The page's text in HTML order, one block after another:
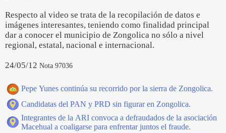
Respecto al video se trata de la recopilación de datos e
imágenes interesantes, teniendo como finalidad principal
dar a conocer el municipio de Zongolica no sólo a nivel
regional, estatal, nacional e internacional.
24/05/12 Nota 97036
Pepe Yunes continúa su recorrido por la sierra de Zongolica.
Candidatas del PAN y PRD sin figurar en Zongolica.
Integrantes de la ARI convoca a defraudados de la asociación
Macehual a coaligarse para enfrentar juntos el fraude.